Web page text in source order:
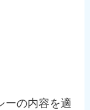
ーの内容を適